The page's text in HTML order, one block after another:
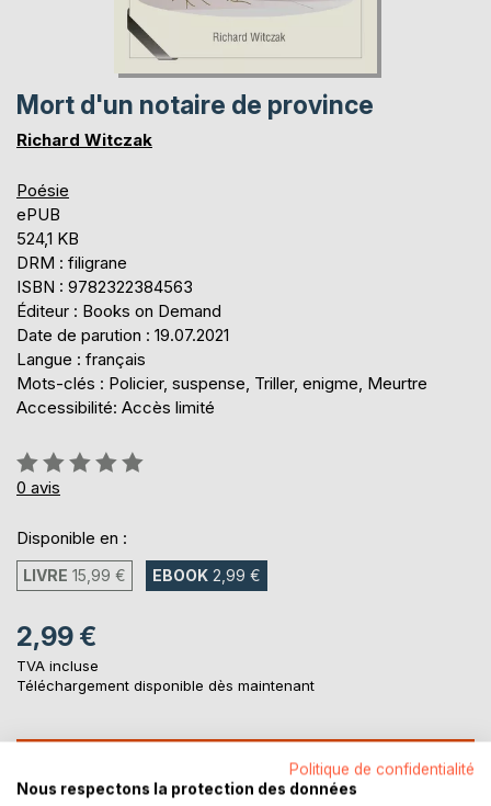
Mort d'un notaire de province
Richard Witczak
Poésie
ePUB
524,1 KB
DRM : filigrane
ISBN : 9782322384563
Éditeur : Books on Demand
Date de parution : 19.07.2021
Langue : français
Mots-clés : Policier, suspense, Triller, enigme, Meurtre
Accessibilité: Accès limité
Évaluation:
0%
0 avis
Disponible en :
LIVRE 15,99 € EBOOK 2,99 €
2,99 €
TVA incluse
Téléchargement disponible dès maintenant
AJOUTER AU PANIERPolitique de confidentialité
Nous respectons la protection des données